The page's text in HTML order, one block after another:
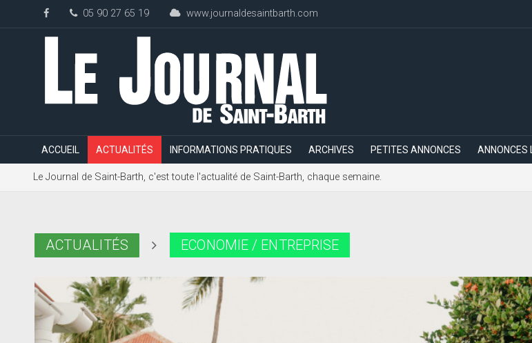
05 90 27 65 19 www.journaldesaintbarth.com
ACCUEIL ACTUALITÉS INFORMATIONS PRATIQUES ARCHIVES PETITES ANNONCES ANNONCES
Le Journal de Saint-Barth, c'est toute l'actualité de Saint-Barth, chaque semaine.
ACTUALITÉS ECONOMIE / ENTREPRISE